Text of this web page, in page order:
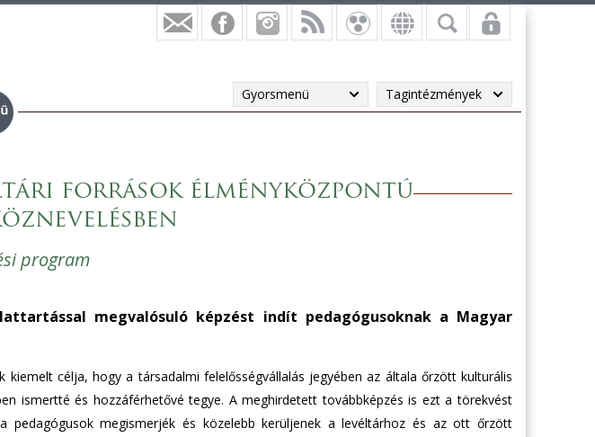
Gyorsmenü Tagintézmények
források élményközpontú
program
megvalósuló képzést indít pedagógusoknak a Magyar
kiemelt célja, hogy a társadalmi felelősségvállalás jegyében az általa őrzött kulturális
ismertté és hozzáférhetővé tegye. A meghirdetett továbbképzés is ezt a törekvést
pedagógusok megismerjék és közelebb kerüljenek a levéltárhoz és az ott őrzött